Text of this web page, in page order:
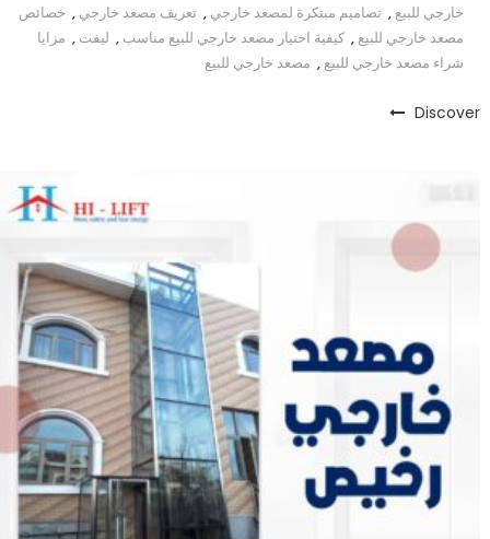
خارجي للبيع , تصاميم مبتكرة لمصعد خارجي , تعريف مصعد خارجي , خصائص
مصعد خارجي للبيع , كيفية اختيار مصعد خارجي للبيع مناسب , ليفت , مزايا
شراء مصعد خارجي للبيع , مصعد خارجي للبيع
Discover